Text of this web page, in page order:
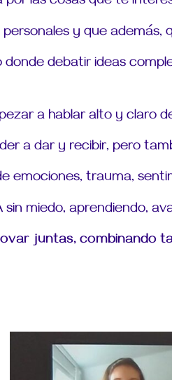
y que además,
debatir ideas
a hablar alto y claro
a dar y recibir, pero
emociones, trauma,
sin miedo, aprendiendo,
juntas, combinando